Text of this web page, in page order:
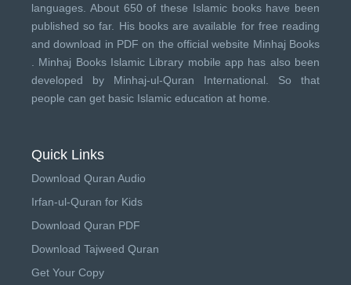
languages. About 650 of these Islamic books have been
published so far. His books are available for free reading
and download in PDF on the official website Minhaj Books
Minhaj Books Islamic Library mobile app has also been
developed by Minhaj-ul-Quran International . So that
people can get basic Islamic education at home.
Quick Links
Download Quran Audio
Irfan-ul-Quran for Kids
Download Quran PDF
Download Tajweed Quran
Get Your Copy